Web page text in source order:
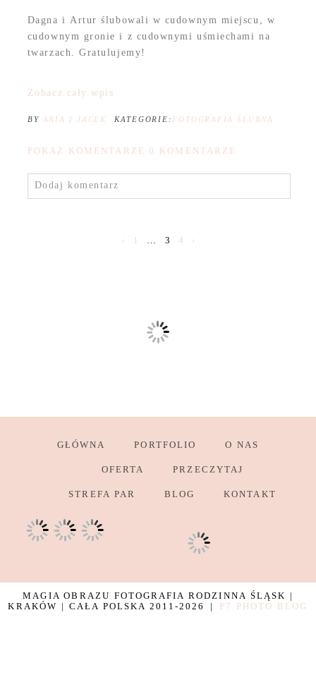
Dagna i Artur ślubowali w cudownym miejscu, w
cudownym gronie i z cudownymi uśmiechami na
twarzach. Gratulujemy!
Zobacz cały wpis
BY ANIA I JACEK KATEGORIE: FOTOGRAFIA ŚLUBNA
POKAŻ KOMENTARZE 0 KOMENTARZE
Dodaj komentarz
‹ 1 … 3 4 ›
GŁÓWNA PORTFOLIO O NAS
OFERTA PRZECZYTAJ
STREFA PAR BLOG KONTAKT
MAGIA OBRAZU FOTOGRAFIA RODZINNA ŚLĄSK |
KRAKÓW | CAŁA POLSKA 2011-2026
| P7 PHOTO BLOG